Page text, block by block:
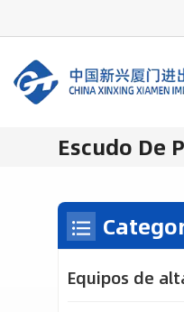
Escudo De
Equipos de